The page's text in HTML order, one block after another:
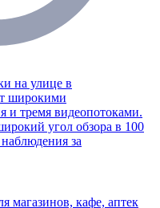
на улице в
широкими
и тремя видеопотоками.
угол обзора в 100
за